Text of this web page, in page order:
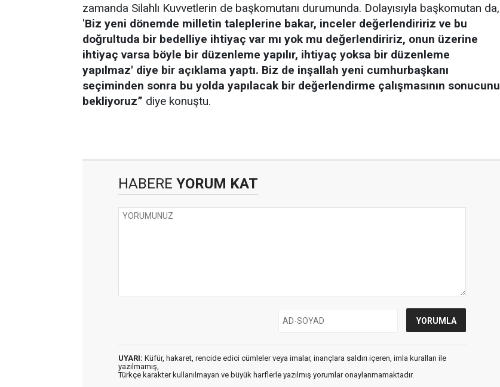
zamanda Silahlı Kuvvetlerin de başkomutanı durumunda. Dolayısıyla başkomutan da,
'Biz yeni dönemde milletin taleplerine bakar, inceler değerlendiririz ve bu
doğrultuda bir bedelliye ihtiyaç var mı yok mu değerlendiririz, onun üzerine
ihtiyaç varsa böyle bir düzenleme yapılır, ihtiyaç yoksa bir düzenleme
yapılmaz' diye bir açıklama yaptı. Biz de inşallah yeni cumhurbaşkanı
seçiminden sonra bu yolda yapılacak bir değerlendirme çalışmasının sonucunu
bekliyoruz” diye konuştu.
HABERE YORUM KAT
UYARI: Küfür, hakaret, rencide edici cümleler veya imalar, inançlara saldırı içeren, imla kuralları ile
yazılmamış,
Türkçe karakter kullanılmayan ve büyük harflerle yazılmış yorumlar onaylanmamaktadır.